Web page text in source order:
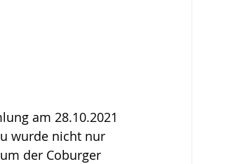
am 28.10.2021
wurde nicht nur
der Coburger